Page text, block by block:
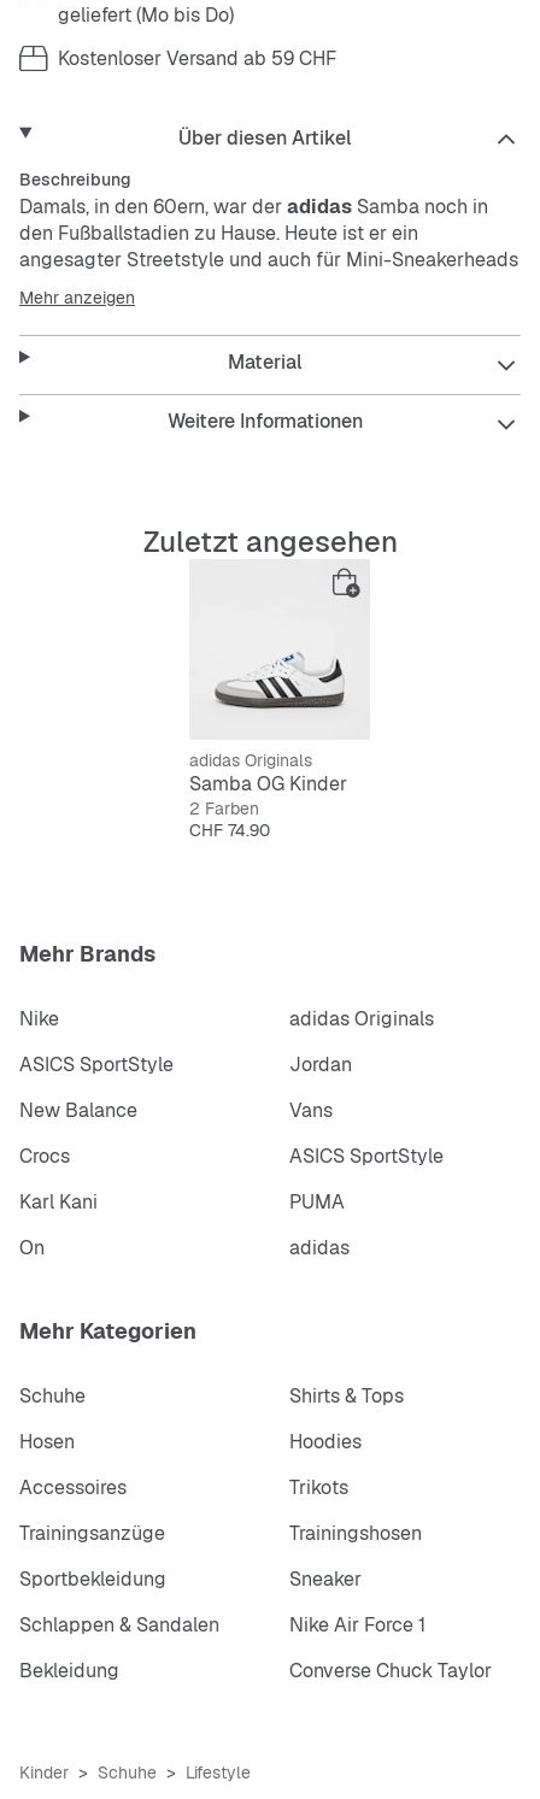
geliefert (Mo bis Do)
Kostenloser Versand ab 59 CHF
Über diesen Artikel
Beschreibung
Damals, in den 60ern, war deradidas Samba noch in
den Fußballstadien zu Hause. Heute ist er ein
angesagter Streetstyle und auch für Mini-Sneakerheads
ideal. Fresher Colourway meets comfy Einlegesohle – so
hat es dein kleiner Schatz den ganzen Tag über rundum
bequem. Das Obermaterial aus Leder, die Außensohle
aus Naturgummi und die 3-Streifen machen den
klassischen Look perfekt.
Obermaterial aus Leder
Mehr anzeigen
Material
Weitere Informationen
Zuletzt angesehen
adidas Originals
Samba OG Kinder
2 Farben
Preis
CHF 74.90
Mehr Brands
Nike
adidas Originals
ASICS SportStyle
Jordan
New Balance
Vans
Crocs
ASICS SportStyle
Karl Kani
PUMA
On
adidas
Mehr Kategorien
Schuhe
Shirts & Tops
Hosen
Hoodies
Accessoires
Trikots
Trainingsanzüge
Trainingshosen
Sportbekleidung
Sneaker
Schlappen & Sandalen
Nike Air Force 1
Bekleidung
Converse Chuck Taylor
Kinder Schuhe Lifestyle